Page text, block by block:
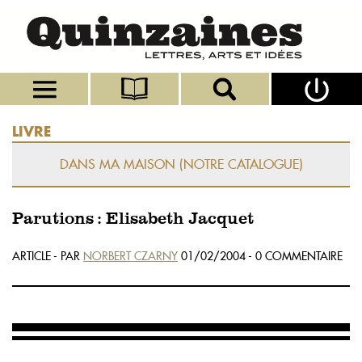
LIVRE
DANS MA MAISON (NOTRE CATALOGUE)
Parutions : Elisabeth Jacquet
ARTICLE - PAR NORBERT CZARNY 01/02/2004 - 0 COMMENTAIRE